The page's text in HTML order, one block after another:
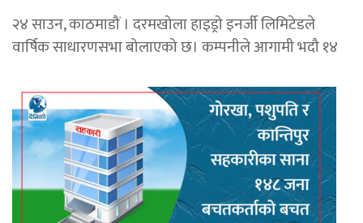
२४ साउन, काठमाडौं । दरमखोला हाइड्रो इनर्जी लिमिटेडले
वार्षिक साधारणसभा बोलाएको छ। कम्पनीले आगामी भदौ १४